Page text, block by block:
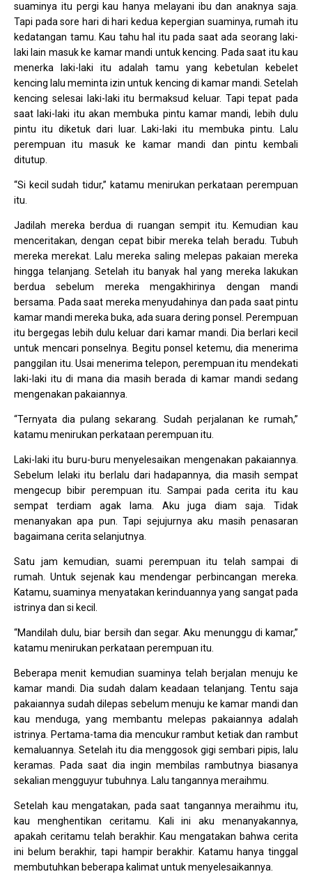
suaminya itu pergi kau hanya melayani ibu dan anaknya saja.
Tapi pada sore hari di hari kedua kepergian suaminya, rumah itu
kedatangan tamu. Kau tahu hal itu pada saat ada seorang laki-
laki lain masuk ke kamar mandi untuk kencing. Pada saat itu kau
menerka laki-laki itu adalah tamu yang kebetulan kebelet
kencing lalu meminta izin untuk kencing di kamar mandi. Setelah
kencing selesai laki-laki itu bermaksud keluar. Tapi tepat pada
saat laki-laki itu akan membuka pintu kamar mandi, lebih dulu
pintu itu diketuk dari luar. Laki-laki itu membuka pintu. Lalu
perempuan itu masuk ke kamar mandi dan pintu kembali
ditutup.
“Si kecil sudah tidur,” katamu menirukan perkataan perempuan
itu.
Jadilah mereka berdua di ruangan sempit itu. Kemudian kau
menceritakan, dengan cepat bibir mereka telah beradu. Tubuh
mereka merekat. Lalu mereka saling melepas pakaian mereka
hingga telanjang. Setelah itu banyak hal yang mereka lakukan
berdua sebelum mereka mengakhirinya dengan mandi
bersama. Pada saat mereka menyudahinya dan pada saat pintu
kamar mandi mereka buka, ada suara dering ponsel. Perempuan
itu bergegas lebih dulu keluar dari kamar mandi. Dia berlari kecil
untuk mencari ponselnya. Begitu ponsel ketemu, dia menerima
panggilan itu. Usai menerima telepon, perempuan itu mendekati
laki-laki itu di mana dia masih berada di kamar mandi sedang
mengenakan pakaiannya.
“Ternyata dia pulang sekarang. Sudah perjalanan ke rumah,”
katamu menirukan perkataan perempuan itu.
Laki-laki itu buru-buru menyelesaikan mengenakan pakaiannya.
Sebelum lelaki itu berlalu dari hadapannya, dia masih sempat
mengecup bibir perempuan itu. Sampai pada cerita itu kau
sempat terdiam agak lama. Aku juga diam saja. Tidak
menanyakan apa pun. Tapi sejujurnya aku masih penasaran
bagaimana cerita selanjutnya.
Satu jam kemudian, suami perempuan itu telah sampai di
rumah. Untuk sejenak kau mendengar perbincangan mereka.
Katamu, suaminya menyatakan kerinduannya yang sangat pada
istrinya dan si kecil.
“Mandilah dulu, biar bersih dan segar. Aku menunggu di kamar,”
katamu menirukan perkataan perempuan itu.
Beberapa menit kemudian suaminya telah berjalan menuju ke
kamar mandi. Dia sudah dalam keadaan telanjang. Tentu saja
pakaiannya sudah dilepas sebelum menuju ke kamar mandi dan
kau menduga, yang membantu melepas pakaiannya adalah
istrinya. Pertama-tama dia mencukur rambut ketiak dan rambut
kemaluannya. Setelah itu dia menggosok gigi sembari pipis, lalu
keramas. Pada saat dia ingin membilas rambutnya biasanya
sekalian mengguyur tubuhnya. Lalu tangannya meraihmu.
Setelah kau mengatakan, pada saat tangannya meraihmu itu,
kau menghentikan ceritamu. Kali ini aku menanyakannya,
apakah ceritamu telah berakhir. Kau mengatakan bahwa cerita
ini belum berakhir, tapi hampir berakhir. Katamu hanya tinggal
membutuhkan beberapa kalimat untuk menyelesaikannya.